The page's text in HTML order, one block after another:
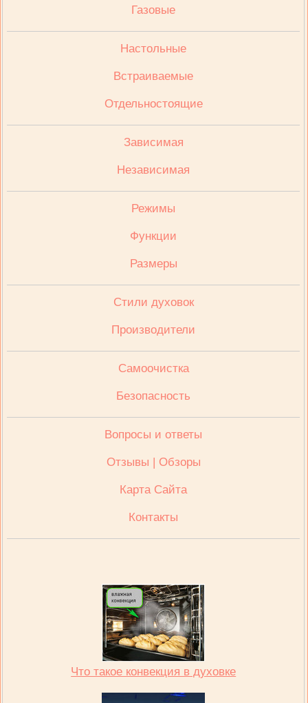
Газовые
Настольные
Встраиваемые
Отдельностоящие
Зависимая
Независимая
Режимы
Функции
Размеры
Стили духовок
Производители
Cамоочистка
Безопасность
Вопросы и ответы
Отзывы | Обзоры
Карта Сайта
Контакты
Что такое конвекция в духовке